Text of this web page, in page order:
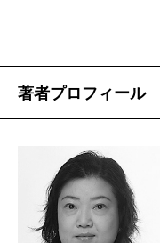
著者プロフィール